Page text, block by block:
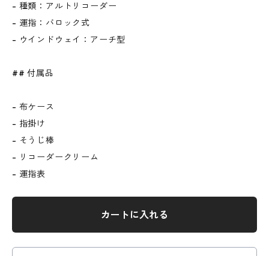
- 種類：アルトリコーダー
- 運指：バロック式
- ウインドウェイ：アーチ型
## 付属品
- 布ケース
- 指掛け
- そうじ棒
- リコーダークリーム
- 運指表
カートに入れる